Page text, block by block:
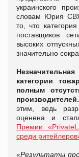
украинского
словам Юрия
то, что
поставщиков
высоких
значительно
категории
полным
производителей.
этим, ведь
оценена и
Премии
среди
«Результаты